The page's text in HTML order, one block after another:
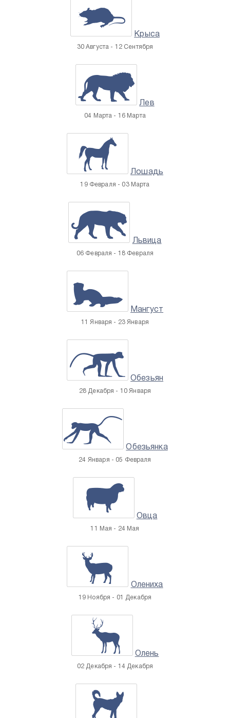
Крыса
30 Августа - 12 Сентября
Лев
04 Марта - 16 Марта
Лошадь
19 Февраля - 03 Марта
Львица
06 Февраля - 18 Февраля
Мангуст
11 Января - 23 Января
Обезьян
28 Декабря - 10 Января
Обезьянка
24 Января - 05 Февраля
Овца
11 Мая - 24 Мая
Олениха
19 Ноября - 01 Декабря
Олень
02 Декабря - 14 Декабря